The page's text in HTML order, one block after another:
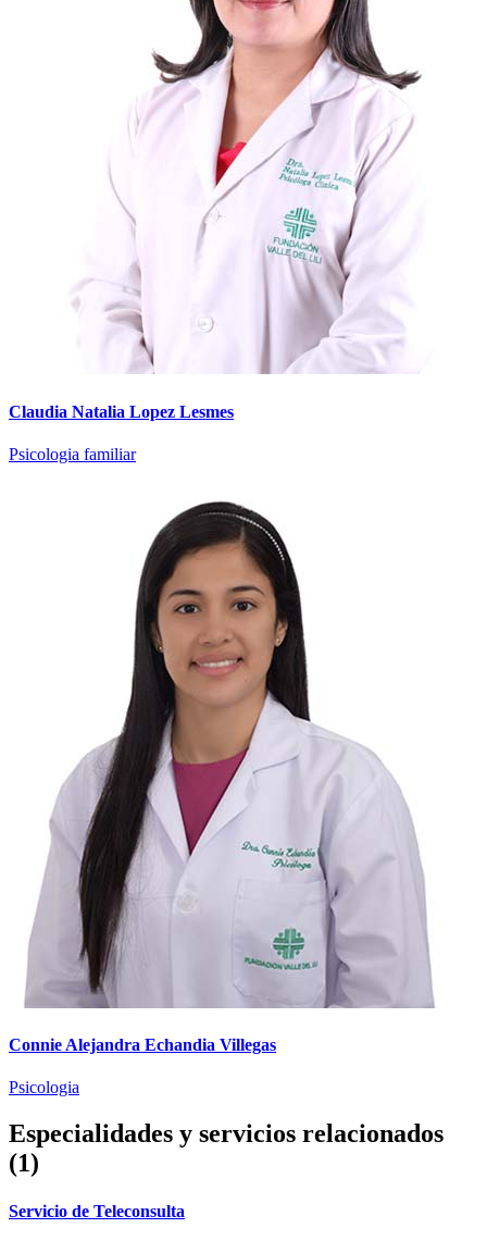
Claudia Natalia Lopez Lesmes
Psicologia familiar
Connie Alejandra Echandia Villegas
Psicologia
Especialidades y servicios relacionados
(1)
Servicio de Teleconsulta